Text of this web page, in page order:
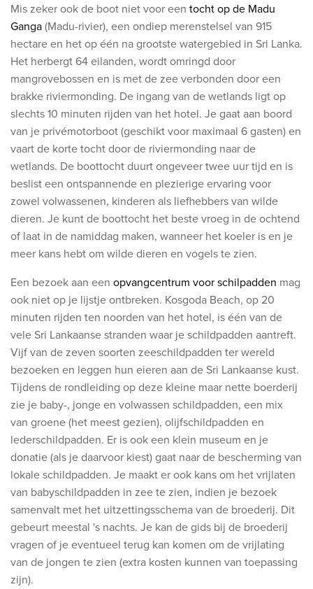
Mis zeker ook de boot niet voor een tocht op de Madu
Ganga(Madu-rivier), een ondiep merenstelsel van 915
hectare en het op één na grootste watergebied in Sri Lanka.
Het herbergt 64 eilanden, wordt omringd door
mangrovebossen en is met de zee verbonden door een
brakke riviermonding. De ingang van de wetlands ligt op
slechts 10 minuten rijden van het hotel. Je gaat aan boord
van je privémotorboot (geschikt voor maximaal 6 gasten) en
vaart de korte tocht door de riviermonding naar de
wetlands. De boottocht duurt ongeveer twee uur tijd en is
beslist een ontspannende en plezierige ervaring voor
zowel volwassenen, kinderen als liefhebbers van wilde
dieren. Je kunt de boottocht het beste vroeg in de ochtend
of laat in de namiddag maken, wanneer het koeler is en je
meer kans hebt om wilde dieren en vogels te zien.
Een bezoek aan een opvangcentrum voorschilpadden ​mag
ook niet op je lijstje ontbreken. Kosgoda Beach, op 20
minuten rijden ten noorden van het hotel, is één van de
vele Sri Lankaanse stranden waar je schildpadden aantreft.
Vijf van de zeven soorten zeeschildpadden ter wereld
bezoeken en leggen hun eieren aan de Sri Lankaanse kust.
Tijdens de rondleiding op deze kleine maar nette boerderij
zie je baby-, jonge en volwassen schildpadden, een mix
van groene (het meest gezien), olijfschildpadden en
lederschildpadden. Er is ook een klein museum en je
donatie (als je daarvoor kiest) gaat naar de bescherming van
lokale schildpadden. Je maakt er ook kans om het vrijlaten
van babyschildpadden in zee te zien, indien je bezoek
samenvalt met het uitzettingsschema van de broederij. Dit
gebeurt meestal 's nachts. Je kan de gids bij de broederij
vragen of je eventueel terug kan komen om de vrijlating
van de jongen te zien (extra kosten kunnen van toepassing
zijn).